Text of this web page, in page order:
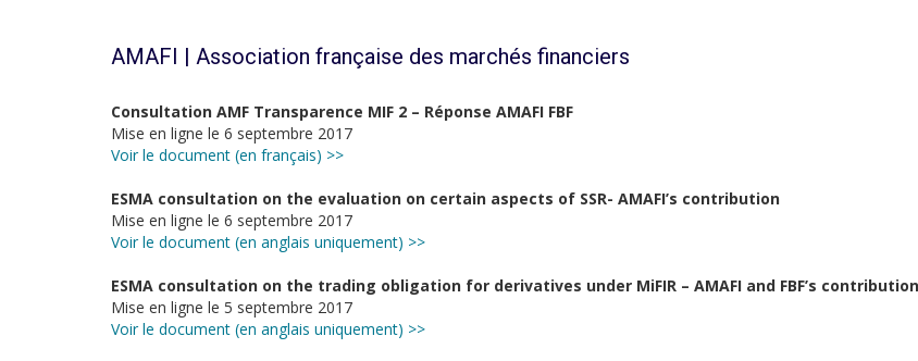
AMAFI | Association française des marchés financiers
Consultation AMF Transparence MIF 2 – Réponse AMAFI FBF
Mise en ligne le 6 septembre 2017
Voir le document (en français) >>
ESMA consultation on the evaluation on certain aspects of SSR- AMAFI’s contribution
Mise en ligne le 6 septembre 2017
Voir le document (en anglais uniquement) >>
ESMA consultation on the trading obligation for derivatives under MiFIR – AMAFI and FBF’s contribution
Mise en ligne le 5 septembre 2017
Voir le document (en anglais uniquement) >>